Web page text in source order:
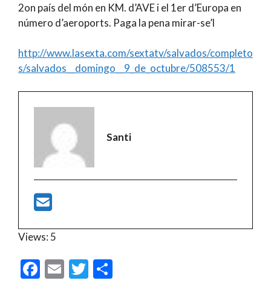
2on país del món en KM. d’AVE i el 1er d’Europa en
número d’aeroports. Paga la pena mirar-se’l
http://www.lasexta.com/sextatv/salvados/completo
s/salvados__domingo__9_de_octubre/508553/1
Santi
Views: 5
F
E
T